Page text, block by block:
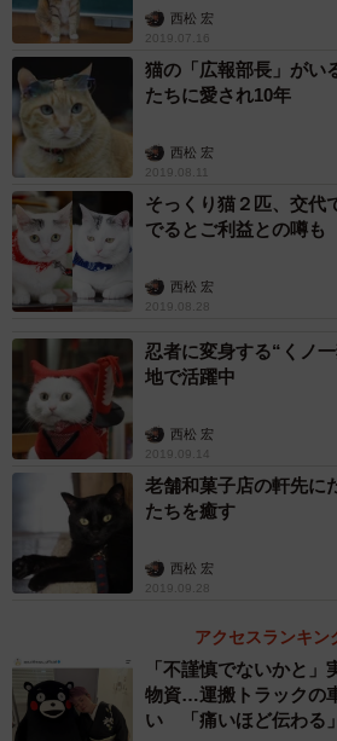
ふだんは店内奥のラボでお昼寝
その３日後のこと。急に呼吸困難
連れていくと、膿胸（肺に膿みがた
れ、すぐに緊急手術をしてなんとか
た。体が回復してからは、昼間、家
一緒に店へ連れていくことに。する
んから「かわいい」、「癒される」
た。社長に相談して「それなら広報
う」ということになったんです。
西松 宏
2019.07.16
猫の「広報部長」が
たちに愛され10年
西松 宏
2019.08.11
そっくり猫２匹、交
でるとご利益との噂も
西松 宏
2019.08.28
忍者に変身する“くノ
地で活躍中
西松 宏
2019.09.14
老舗和菓子店の軒先
たちを癒す
西松 宏
2019.09.28
アクセスランキン
「不謹慎でないかと
物資…運搬トラックの
い 「痛いほど伝わる